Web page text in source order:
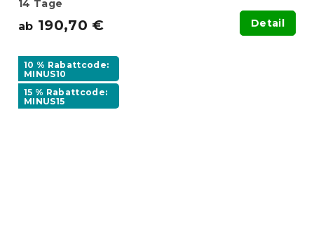
14 Tage
ab 190,70 € Detail
10 % Rabattcode:
MINUS10
15 % Rabattcode:
MINUS15